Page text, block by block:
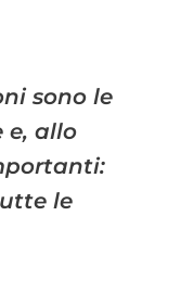
sono le
e, allo
le